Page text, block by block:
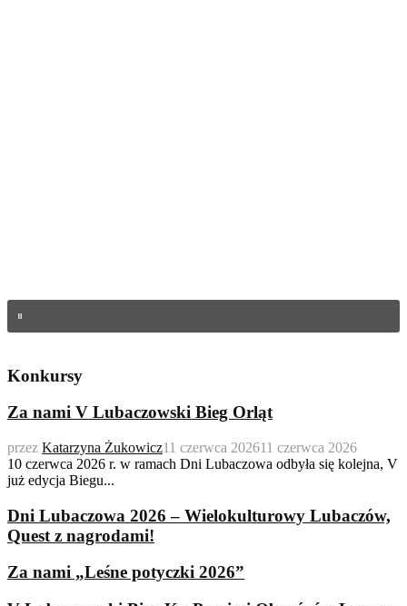
Konkursy
Za nami V Lubaczowski Bieg Orląt
przez Katarzyna Żukowicz11 czerwca 202611 czerwca 2026
10 czerwca 2026 r. w ramach Dni Lubaczowa odbyła się kolejna, V
już edycja Biegu...
Dni Lubaczowa 2026 – Wielokulturowy Lubaczów,
Quest z nagrodami!
Za nami „Leśne potyczki 2026”